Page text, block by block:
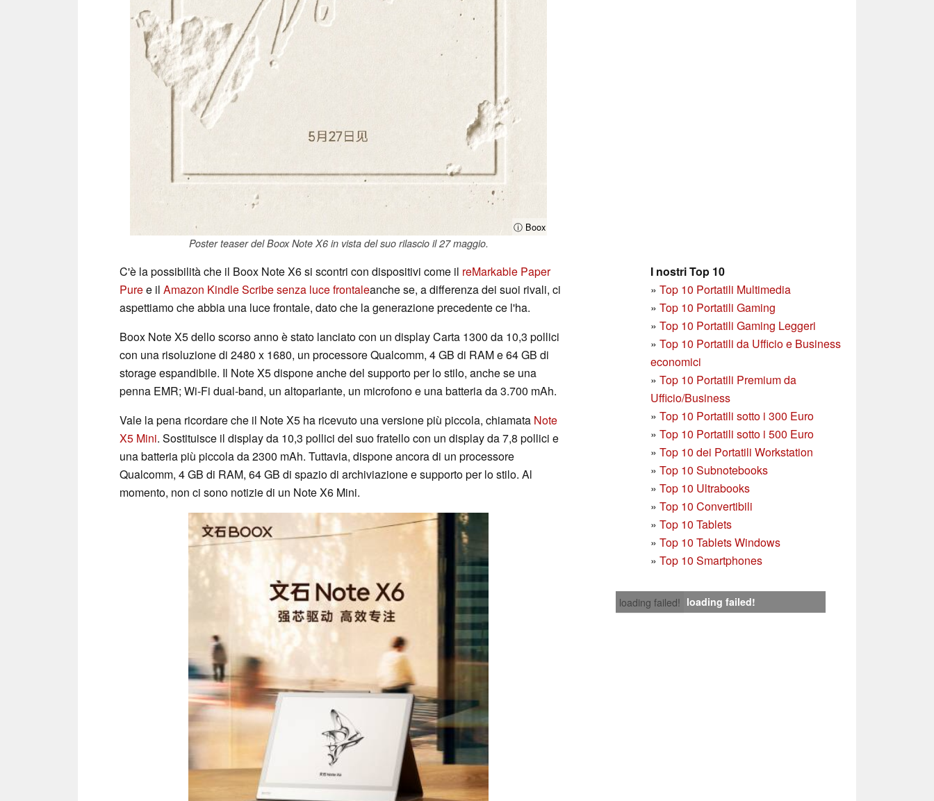
ⓘ Boox
Poster teaser del Boox Note X6 in vista del suo rilascio il 27 maggio.
I nostri Top 10
» Top 10 Portatili Multimedia
» Top 10 Portatili Gaming
» Top 10 Portatili Gaming Leggeri
» Top 10 Portatili da Ufficio e Business
economici
» Top 10 Portatili Premium da
Ufficio/Business
» Top 10 Portatili sotto i 300 Euro
» Top 10 Portatili sotto i 500 Euro
» Top 10 dei Portatili Workstation
» Top 10 Subnotebooks
» Top 10 Ultrabooks
» Top 10 Convertibili
» Top 10 Tablets
» Top 10 Tablets Windows
» Top 10 Smartphones
C'è la possibilità che il Boox Note X6 si scontri con dispositivi come il reMarkable Paper
Puree il Amazon Kindle Scribe senza luce frontaleanche se, a differenza dei suoi rivali, ci
aspettiamo che abbia una luce frontale, dato che la generazione precedente ce l'ha.
Boox Note X5 dello scorso anno è stato lanciato con un display Carta 1300 da 10,3 pollici
con una risoluzione di 2480 x 1680, un processore Qualcomm, 4 GB di RAM e 64 GB di
storage espandibile. Il Note X5 dispone anche del supporto per lo stilo, anche se una
penna EMR; Wi-Fi dual-band, un altoparlante, un microfono e una batteria da 3.700 mAh.
Vale la pena ricordare che il Note X5 ha ricevuto una versione più piccola, chiamata Note
X5 Mini. Sostituisce il display da 10,3 pollici del suo fratello con un display da 7,8 pollici e
una batteria più piccola da 2300 mAh. Tuttavia, dispone ancora di un processore
Qualcomm, 4 GB di RAM, 64 GB di spazio di archiviazione e supporto per lo stilo. Al
momento, non ci sono notizie di un Note X6 Mini.
loading failed! loading failed!